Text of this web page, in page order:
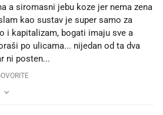
a siromasni jebu koze jer nema zena
kao sustav je super samo za
i kapitalizam, bogati imaju sve a
po ulicama... nijedan od ta dva
ni posten...